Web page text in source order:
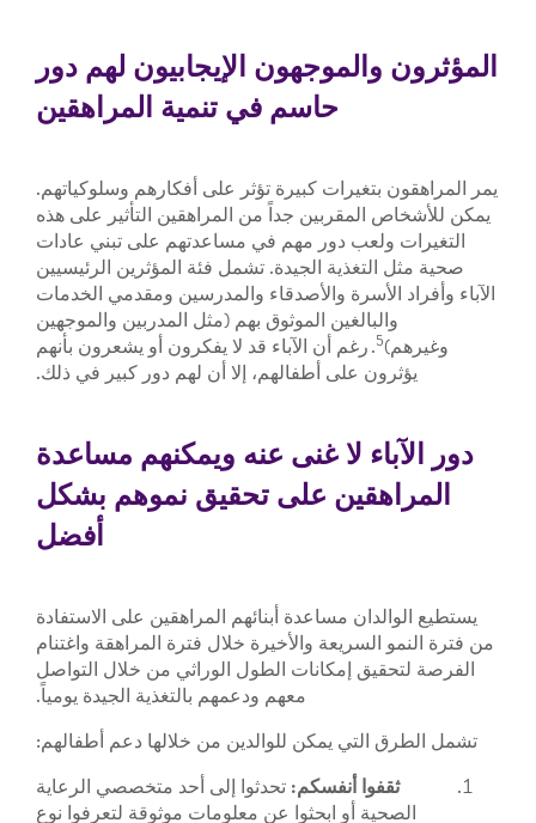
المؤثرون والموجهون الإيجابيون لهم دور
حاسم في تنمية المراهقين
يمر المراهقون بتغيرات كبيرة تؤثر على أفكارهم وسلوكياتهم.
يمكن للأشخاص المقربين جداً من المراهقين التأثير على هذه
التغيرات ولعب دور مهم في مساعدتهم على تبني عادات
صحية مثل التغذية الجيدة. تشمل فئة المؤثرين الرئيسيين
الآباء وأفراد الأسرة والأصدقاء والمدرسين ومقدمي الخدمات
والبالغين الموثوق بهم (مثل المدربين والموجهين
وغيرهم)5. رغم أن الآباء قد لا يفكرون أو يشعرون بأنهم
يؤثرون على أطفالهم، إلا أن لهم دور كبير في ذلك.
دور الآباء لا غنى عنه ويمكنهم مساعدة
المراهقين على تحقيق نموهم بشكل
أفضل
يستطيع الوالدان مساعدة أبنائهم المراهقين على الاستفادة
من فترة النمو السريعة والأخيرة خلال فترة المراهقة واغتنام
الفرصة لتحقيق إمكانات الطول الوراثي من خلال التواصل
معهم ودعمهم بالتغذية الجيدة يومياً.
تشمل الطرق التي يمكن للوالدين من خلالها دعم أطفالهم:
ثقفوا أنفسكم: تحدثوا إلى أحد متخصصي الرعاية
الصحية أو ابحثوا عن معلومات موثوقة لتعرفوا نوع